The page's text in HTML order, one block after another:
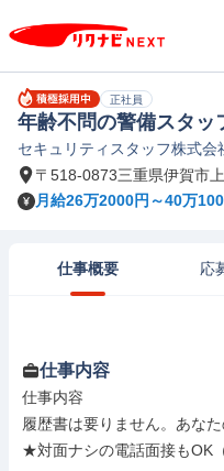
正社員
年齢不問の警備スタッ
セキュリティスタッフ株式会
〒518-0873三重県伊賀市
月給26万2000円～40万
仕事概要 応
仕事内容
仕事内容
履歴書は要りません。あな
★対面ナシの電話面接もOK